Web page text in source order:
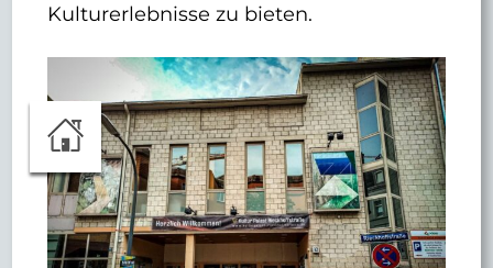
Kulturerlebnisse zu bieten.